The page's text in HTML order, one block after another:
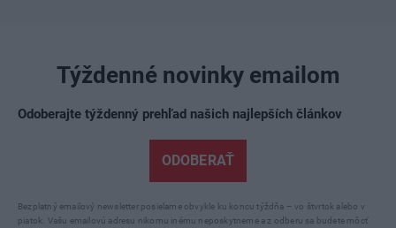
Týždenné novinky emailom
Odoberajte týždenný prehľad našich najlepších článkov
ODOBERAŤ
Bezplatný emailový newsletter posielame obvykle ku koncu týždňa – vo štvrtok alebo v
piatok. Vašu emailovú adresu nikomu inému neposkytneme a z odberu sa budete môcť